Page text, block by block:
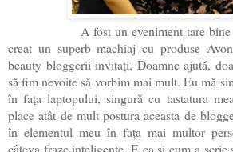
A fost un eveniment tare bine
creat un superb machiaj cu produse
beauty bloggerii invitați, Doamne ajută,
să fim nevoite să vorbim mai mult. Eu mă
în fața laptopului, singură cu tastatura
place atât de mult postura aceasta de
în elementul meu în fața mai multor
câteva fraze inteligente. E ca și cum a